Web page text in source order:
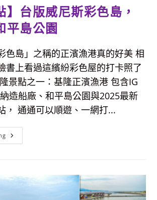
美
人
戲
水
3D
繪
圖，
免
費
參
觀
】台版威尼斯彩色島，
平島公園
色島」之稱的正濱漁港真的好美 相
書上看過這繽紛彩色屋的打卡照了
景點之一：基隆正濱漁港 包含IG
造船廠、和平島公園與2025最新
， 通通可以順遊、一網打...
【基
隆
威